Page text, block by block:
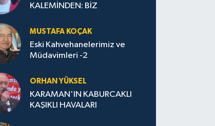
KALEMİNDEN: BİZ
MUSTAFA KOÇAK
Eski Kahvehanelerimiz ve
Müdavimleri -2
ORHAN YÜKSEL
KARAMAN'IN KABURCAKLI
KAŞIKLI HAVALARI